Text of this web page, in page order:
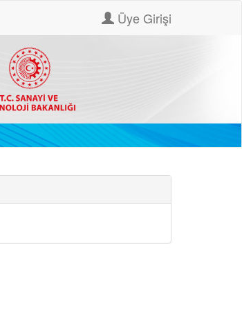
Üye Girişi